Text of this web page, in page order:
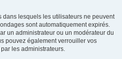
dans lesquels les utilisateurs ne peuvent
sont automatiquement expirés.
un administrateur ou un modérateur du
pouvez également verrouiller vos
les administrateurs.